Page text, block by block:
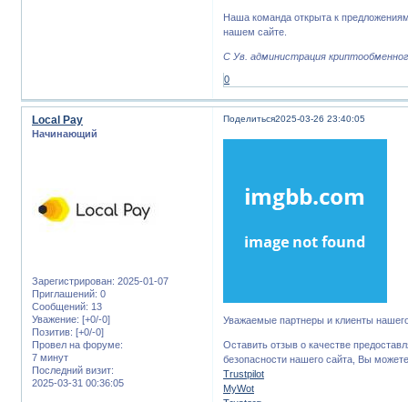
Наша команда открыта к
нашем сайте.
С Ув. администрация
0
Поделиться2025-03-26 23:40:05
Local Pay
Начинающий
Зарегистрирован: 2025-01-07
Приглашений: 0
Сообщений: 13
Уважение: [+0/-0]
Позитив: [+0/-0]
Провел на форуме:
7 минут
Последний визит:
2025-03-31 00:36:05
Уважаемые партнеры и клиенты
Оставить отзыв о качестве
безопасности нашего сайта, Вы
Trustpilot
MyWot